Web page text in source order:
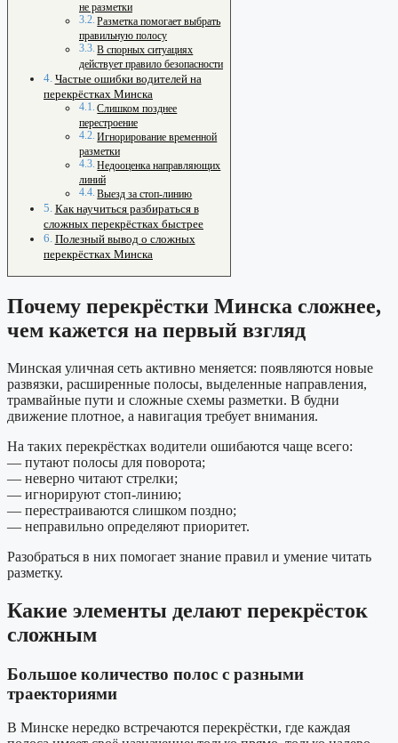
не разметки
Разметка помогает выбрать
правильную полосу
В спорных ситуациях
действует правило безопасности
Частые ошибки водителей на
перекрёстках Минска
Слишком позднее
перестроение
Игнорирование временной
разметки
Недооценка направляющих
линий
Выезд за стоп-линию
Как научиться разбираться в
сложных перекрёстках быстрее
Полезный вывод о сложных
перекрёстках Минска
Почему перекрёстки Минска сложнее,
чем кажется на первый взгляд
Минская уличная сеть активно меняется: появляются новые
развязки, расширенные полосы, выделенные направления,
трамвайные пути и сложные схемы разметки. В будни
движение плотное, а навигация требует внимания.
На таких перекрёстках водители ошибаются чаще всего:
— путают полосы для поворота;
— неверно читают стрелки;
— игнорируют стоп-линию;
— перестраиваются слишком поздно;
— неправильно определяют приоритет.
Разобраться в них помогает знание правил и умение читать
разметку.
Какие элементы делают перекрёсток
сложным
Большое количество полос с разными
траекториями
В Минске нередко встречаются перекрёстки, где каждая